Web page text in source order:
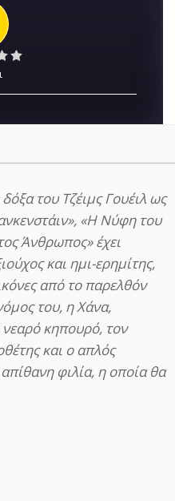
του Τζέιμς Γουέιλ ως
«Η Νύφη του
Άνθρωπος» έχει
και ημι-ερημίτης,
από το παρελθόν
του, η Χάνα,
κηπουρό, τον
και ο απλός
φιλία, η οποία θα